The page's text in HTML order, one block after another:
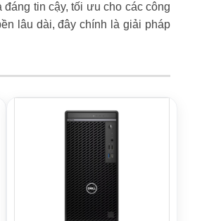
tin cậy, tối ưu cho các công
lâu dài, đây chính là giải pháp